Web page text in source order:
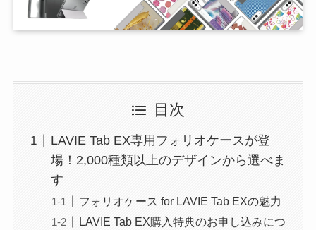
目次
LAVIE Tab EX専用フォリオケースが登
場！2,000種類以上のデザインから選べま
す
フォリオケース for LAVIE Tab EXの魅力
LAVIE Tab EX購入特典のお申し込みにつ